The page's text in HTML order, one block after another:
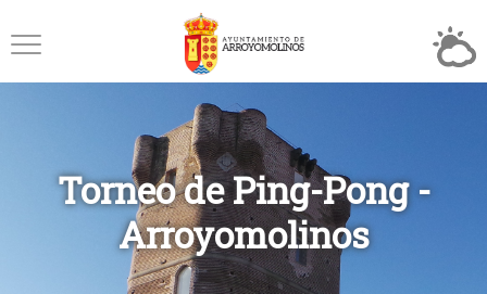
Torneo de Ping-Pong -
Arroyomolinos